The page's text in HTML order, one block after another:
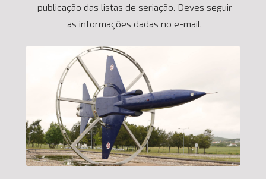
publicação das listas de seriação. Deves seguir
as informações dadas no e-mail.